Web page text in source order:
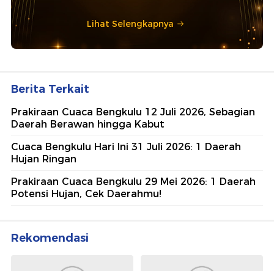
Lihat Selengkapnya
Berita Terkait
Prakiraan Cuaca Bengkulu 12 Juli 2026, Sebagian
Daerah Berawan hingga Kabut
Cuaca Bengkulu Hari Ini 31 Juli 2026: 1 Daerah
Hujan Ringan
Prakiraan Cuaca Bengkulu 29 Mei 2026: 1 Daerah
Potensi Hujan, Cek Daerahmu!
Rekomendasi